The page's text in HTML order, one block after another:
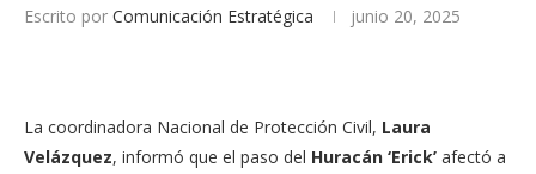
Escrito por Comunicación Estratégica junio 20, 2025
La coordinadora Nacional de Protección Civil, Laura
Velázquez, informó que el paso del Huracán ‘Erick’ afectó a